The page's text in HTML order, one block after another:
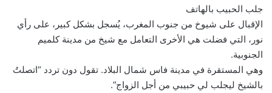
جلب الحبيب بالهاتف
الإقبال على شيوخ من جنوب المغرب، يُسجل بشكل كبير، على رأي
نور، التي فضلت هي الأخرى التعامل مع شيخ من مدينة كلميم
الجنوبية.
وهي المستقرة في مدينة فاس شمال البلاد. تقول دون تردد “اتصلتُ
بالشيخ ليجلب لي حبيبي من أجل الزواج”.